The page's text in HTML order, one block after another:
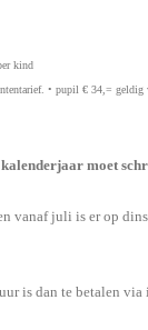
kind
• pupil € 34,= geldig
moet
vanaf juli is er op
is dan te betalen via